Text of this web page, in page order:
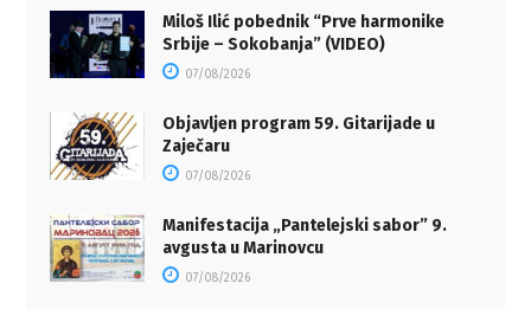
Miloš Ilić pobednik “Prve harmonike
Srbije – Sokobanja” (VIDEO)
07/08/2026
Objavljen program 59. Gitarijade u
Zaječaru
07/08/2026
Manifestacija „Pantelejski sabor” 9.
avgusta u Marinovcu
07/08/2026